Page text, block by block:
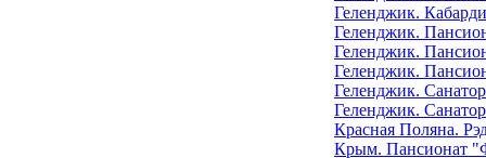
Геленджик.
Геленджик.
Геленджик.
Геленджик.
Геленджик.
Геленджик.
Красная Поляна.
Крым. Пансионат